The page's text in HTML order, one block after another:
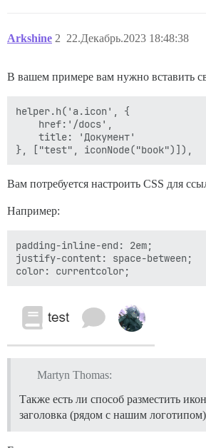
Arkshine 22.Декабрь.2023 18:48:38
2
В вашем примере вам нужно вставить
helper.h('a.icon', {
    href:'/docs',
    title: 'Документ'
Вам потребуется настроить CSS для
Например:
padding-inline-end: 2em;
justify-content: space-between;
Martyn Thomas:
Также есть ли способ разместить
заголовка (рядом с нашим